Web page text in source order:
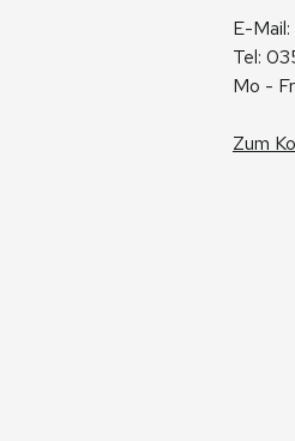
E-Mail:
Tel:
Mo -
Zum